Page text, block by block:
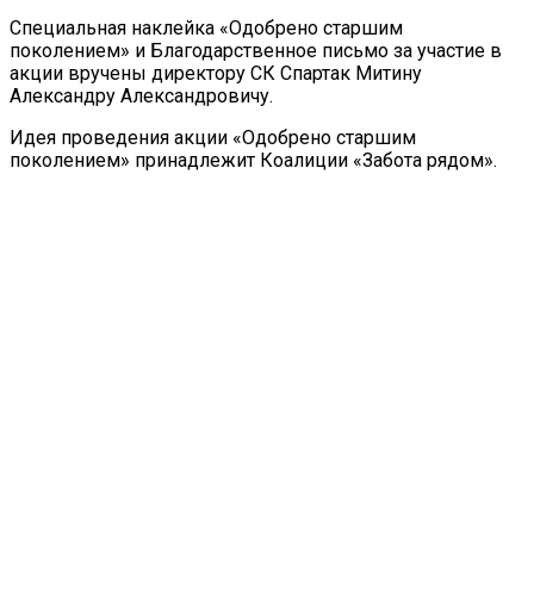
Специальная наклейка «Одобрено старшим
поколением» и Благодарственное письмо за участие в
акции вручены директору СК Спартак Митину
Александру Александровичу.
Идея проведения акции «Одобрено старшим
поколением» принадлежит Коалиции «Забота рядом».